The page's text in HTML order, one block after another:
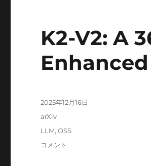
K2-V2: A
Enhanced
投
2025年12月16日
カ
リ
arXiv
タ
LLM,OSS
K2-
コメント